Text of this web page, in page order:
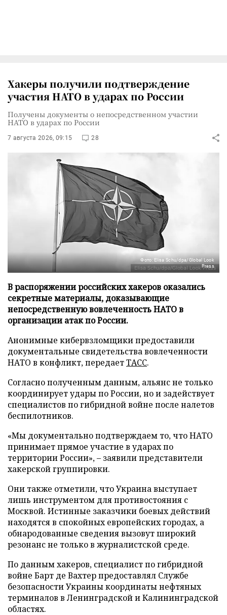
Хакеры получили подтверждение
участия НАТО в ударах по России
Получены документы о непосредственном участии
НАТО в ударах по России
7 августа 2026, 09:15 28
Фото: Elisa Schu/dpa/Global Look
Press
В распоряжении российских хакеров оказались
секретные материалы, доказывающие
непосредственную вовлеченность НАТО в
организации атак по России.
Анонимные кибервзломщики предоставили
документальные свидетельства вовлеченности
НАТО в конфликт, передаетТАСС.
Согласно полученным данным, альянс не только
координирует удары по России, но и задействует
специалистов по гибридной войне после налетов
беспилотников.
«Мы документально подтверждаем то, что НАТО
принимает прямое участие в ударах по
территории России», – заявили представители
хакерской группировки.
Они также отметили, что Украина выступает
лишь инструментом для противостояния с
Москвой. Истинные заказчики боевых действий
находятся в спокойных европейских городах, а
обнародованные сведения вызовут широкий
резонанс не только в журналистской среде.
По данным хакеров, специалист по гибридной
войне Барт де Вахтер предоставлял Службе
безопасности Украины координаты нефтяных
терминалов в Ленинградской и Калининградской
областях.